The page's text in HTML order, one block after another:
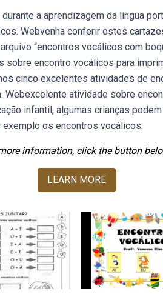
a aprendizagem da língua
Webvenha conferir estes
“encontros vocálicos com
encontro vocálicos para
cinco excelentes atividades de
Webexcelente atividade sobre
infantil, algumas crianças
os encontros vocálicos.
information, click the button
LEARN MORE